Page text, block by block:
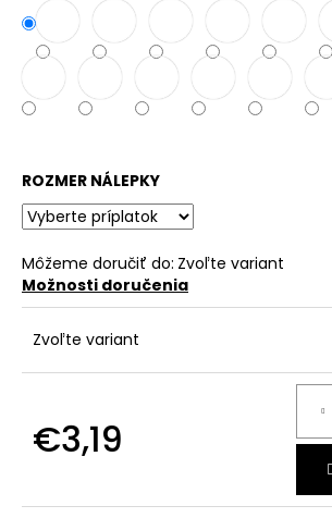
ROZMER NÁLEPKY
Môžeme doručiť do: Zvoľte variant
Možnosti doručenia
Zvoľte variant
€3,19
O
d
p
r
ú
č
m
e